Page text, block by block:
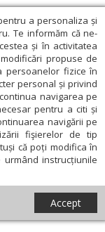
a personaliza și
Te informăm că ne-
și în activitatea
propuse de
persoanelor fizice în
personal și privind
navigarea pe
pentru a citi și
navigării pe
fişierelor de tip
că poți modifica în
instrucțiunile
Accept